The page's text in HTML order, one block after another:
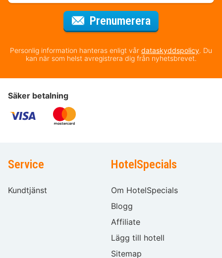
Prenumerera
Personlig information hanteras enligt vår dataskyddspolicy. Du
kan när som helst avregistrera dig från nyhetsbrevet.
Säker betalning
Service
Kundtjänst
HotelSpecials
Om HotelSpecials
Blogg
Affiliate
Lägg till hotell
Sitemap